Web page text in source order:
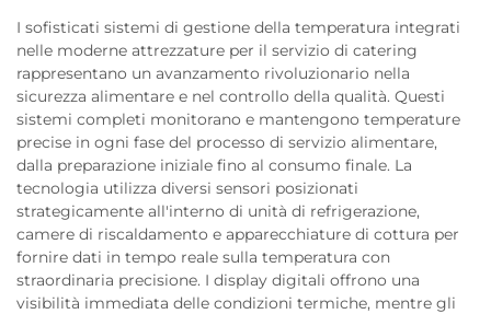
I sofisticati sistemi di gestione della temperatura integrati
nelle moderne attrezzature per il servizio di catering
rappresentano un avanzamento rivoluzionario nella
sicurezza alimentare e nel controllo della qualità. Questi
sistemi completi monitorano e mantengono temperature
precise in ogni fase del processo di servizio alimentare,
dalla preparazione iniziale fino al consumo finale. La
tecnologia utilizza diversi sensori posizionati
strategicamente all'interno di unità di refrigerazione,
camere di riscaldamento e apparecchiature di cottura per
fornire dati in tempo reale sulla temperatura con
straordinaria precisione. I display digitali offrono una
visibilità immediata delle condizioni termiche, mentre gli